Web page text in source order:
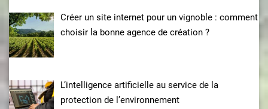
Créer un site internet pour un vignoble : comment
choisir la bonne agence de création ?
L’intelligence artificielle au service de la
protection de l’environnement